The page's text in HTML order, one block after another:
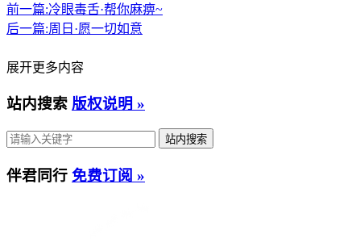
前一篇:冷眼毒舌·帮你麻痹~
后一篇:周日·愿一切如意
展开更多内容
站内搜索 版权说明 »
伴君同行 免费订阅 »